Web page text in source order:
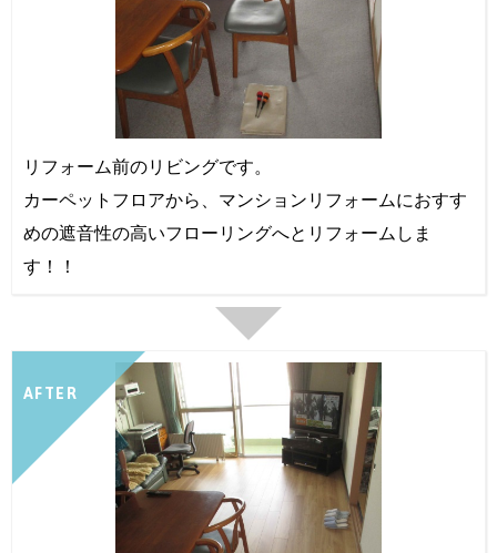
リフォーム前のリビングです。
カーペットフロアから、マンションリフォームにおすす
めの遮音性の高いフローリングへとリフォームしま
す！！
AFTER